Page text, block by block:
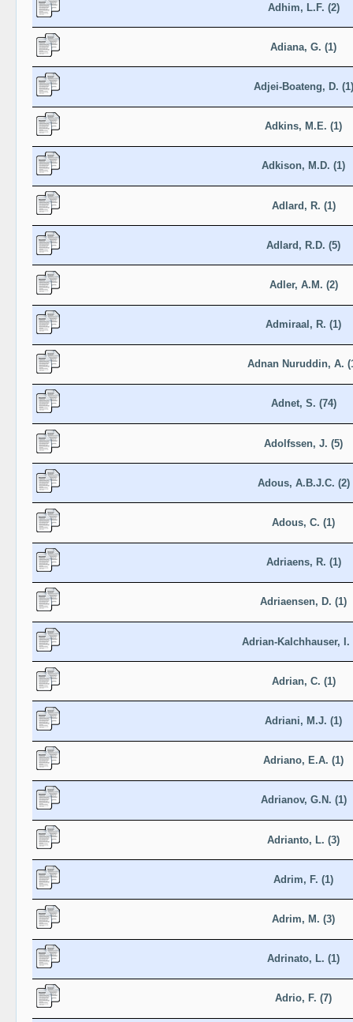
Adhim, L.F. (2)
Adiana, G. (1)
Adjei-Boateng, D. (1)
Adkins, M.E. (1)
Adkison, M.D. (1)
Adlard, R. (1)
Adlard, R.D. (5)
Adler, A.M. (2)
Admiraal, R. (1)
Adnan Nuruddin, A.
Adnet, S. (74)
Adolfssen, J. (5)
Adous, A.B.J.C. (2)
Adous, C. (1)
Adriaens, R. (1)
Adriaensen, D. (1)
Adrian-Kalchhauser, I.
Adrian, C. (1)
Adriani, M.J. (1)
Adriano, E.A. (1)
Adrianov, G.N. (1)
Adrianto, L. (3)
Adrim, F. (1)
Adrim, M. (3)
Adrinato, L. (1)
Adrio, F. (7)